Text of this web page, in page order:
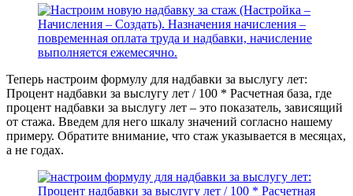
Теперь настроим формулу для надбавки за выслугу лет:
Процент надбавки за выслугу лет / 100 * Расчетная база, где
процент надбавки за выслугу лет – это показатель, зависящий
от стажа. Введем для него шкалу значений согласно нашему
примеру. Обратите внимание, что стаж указывается в месяцах,
а не годах.